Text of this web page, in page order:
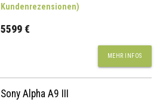
Kundenrezensionen)
5599 €
MEHR INFOS
Sony Alpha A9 III